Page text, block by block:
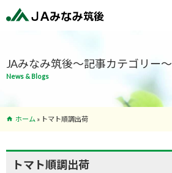
JAみなみ筑後～記事カテゴリー～
News & Blogs
ホーム » トマト順調出荷
トマト順調出荷